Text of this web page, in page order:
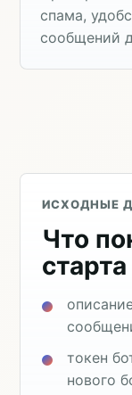
спама,
сообщений
ИСХОДНЫЕ
Что
старта
токен
нового